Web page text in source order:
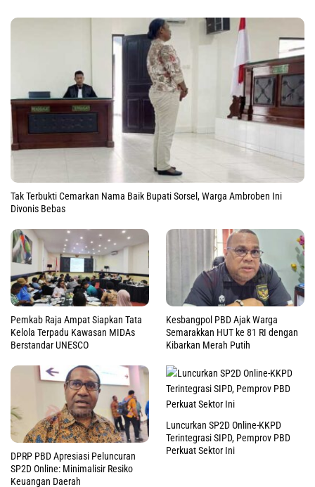
Tak Terbukti Cemarkan Nama Baik Bupati Sorsel, Warga Ambroben Ini
Divonis Bebas
Pemkab Raja Ampat Siapkan Tata
Kelola Terpadu Kawasan MIDAs
Berstandar UNESCO
Kesbangpol PBD Ajak Warga
Semarakkan HUT ke 81 RI dengan
Kibarkan Merah Putih
DPRP PBD Apresiasi Peluncuran
SP2D Online: Minimalisir Resiko
Keuangan Daerah
Luncurkan SP2D Online-KKPD
Terintegrasi SIPD, Pemprov PBD
Perkuat Sektor Ini